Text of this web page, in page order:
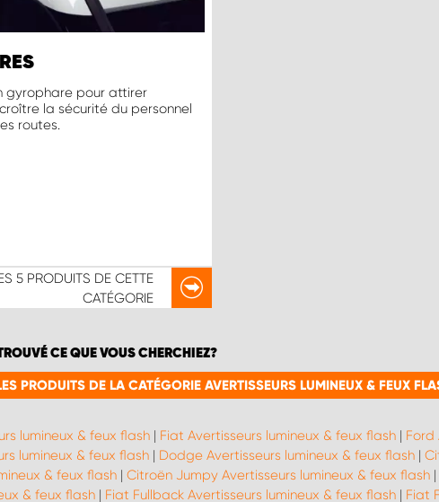
gyrophare pour attirer
la sécurité du personnel
routes.
5 PRODUITS DE CETTE
CATÉGORIE
CE QUE VOUS CHERCHIEZ?
PRODUITS DE LA CATÉGORIE AVERTISSEURS LUMINEUX & FEUX
lumineux & feux flash | Fiat Avertisseurs lumineux & feux flash | Ford
lumineux & feux flash | Dodge Avertisseurs lumineux & feux flash |
& feux flash | Citroën Jumpy Avertisseurs lumineux & feux flash |
& feux flash| Fiat Fullback Avertisseurs lumineux & feux flash| Fiat